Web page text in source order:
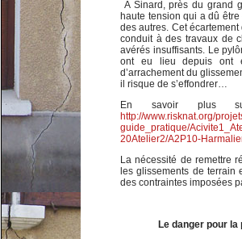
A Sinard, près du grand
haute tension qui a dû
des autres. Cet
conduit à des travaux de
avérés insuffisants. Le
ont eu lieu depuis ont
d’arrachement du
il risque de s’effondrer…
En savoir plus
http://www.risknat.org/
guide_pratique/
20Atelier2/A2P10-
La nécessité de remettre
les glissements de terrain
des contraintes imposées
Le danger pour la